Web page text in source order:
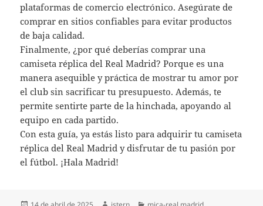
plataformas de comercio electrónico. Asegúrate de
comprar en sitios confiables para evitar productos
de baja calidad.
Finalmente, ¿por qué deberías comprar una
camiseta réplica del Real Madrid? Porque es una
manera asequible y práctica de mostrar tu amor por
el club sin sacrificar tu presupuesto. Además, te
permite sentirte parte de la hinchada, apoyando al
equipo en cada partido.
Con esta guía, ya estás listo para adquirir tu camiseta
réplica del Real Madrid y disfrutar de tu pasión por
el fútbol. ¡Hala Madrid!
Publicado Autor Categorías